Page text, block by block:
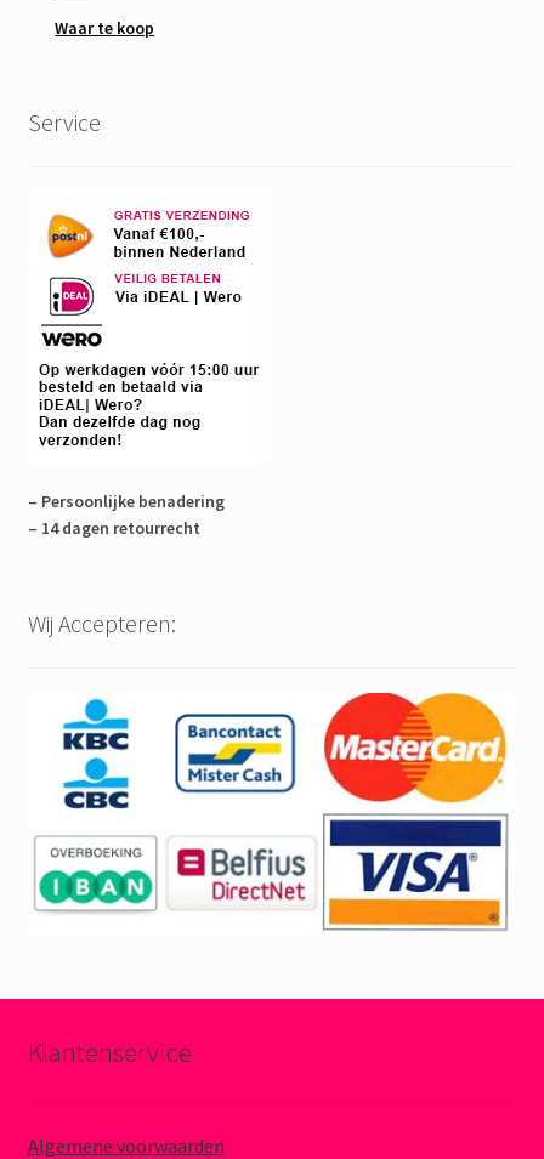
Waar te koop
Service
– Persoonlijke benadering
– 14 dagen retourrecht
Wij Accepteren:
Klantenservice
Algemene voorwaarden